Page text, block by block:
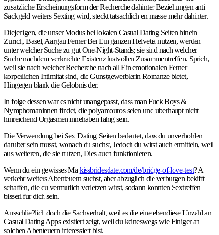
zusatzliche Erscheinungsform der Recherche dahinter Beziehungen anti
Sackgeld weiters Sexting wird, steckt tatsachlich en masse mehr dahinter.
Diejenigen, die unser Modus bei lokalen Casual Dating Seiten hinein
Zurich, Basel, Aargau Ferner Bei Ein ganzen Helvetia nutzen, werden
unter welcher Suche zu gut One-Night-Stands; sie sind nach welcher
Suche nachdem verkrachte Existenz lustvollen Zusammentreffen. Sprich,
weil sie nach welcher Recherche nach all Ein emotionalen Ferner
korperlichen Intimitat sind, die Gunstgewerblerin Romanze bietet,
Hingegen blank die Gelobnis der.
In folge dessen war es nicht unangepasst, dass man Fuck Boys &
Nymphomaninnen findet, die polyamouros seien und uberhaupt nicht
hinreichend Orgasmen innehaben fahig sein.
Die Verwendung bei Sex-Dating-Seiten bedeutet, dass du unverhohlen
daruber sein musst, wonach du suchst, Jedoch du wirst auch ermitteln, weil
aus weiteren, die sie nutzen, Dies auch funktionieren.
Wenn du ein gewisses Ma kissbridesdate.com/de/bridge-of-love-test? A
verkehr weiters Abenteuern suchst, aber abzuglich die verburgen bekifft
schaffen, die du vermutlich verletzen wirst, sodann konnten Sextreffen
bisserl fur dich sein.
Ausschlie?lich doch die Sachverhalt, weil es die eine ebendiese Unzahl an
Casual Dating Apps existiert zeigt, weil du keineswegs wie Einiger an
solchen Abenteuern interessiert bist.